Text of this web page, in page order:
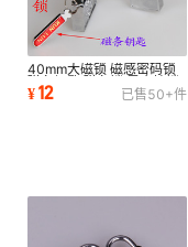
40mm大磁锁 磁感密码锁
磁条钥匙 磁条锁 昆仑挂锁
中国联通挂锁
¥12 已售50+件